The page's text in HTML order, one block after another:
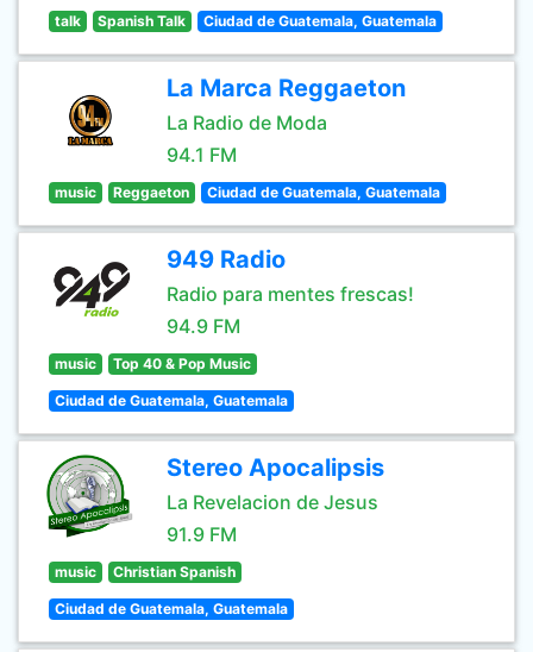
talk Spanish Talk Ciudad de Guatemala, Guatemala
La Marca Reggaeton
La Radio de Moda
94.1 FM
music Reggaeton Ciudad de Guatemala, Guatemala
949 Radio
Radio para mentes frescas!
94.9 FM
music Top 40 & Pop Music
Ciudad de Guatemala, Guatemala
Stereo Apocalipsis
La Revelacion de Jesus
91.9 FM
music Christian Spanish
Ciudad de Guatemala, Guatemala